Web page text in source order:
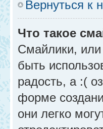
Вернуться к
Что такое
Смайлики, или
быть
радость, а :(
форме
они легко